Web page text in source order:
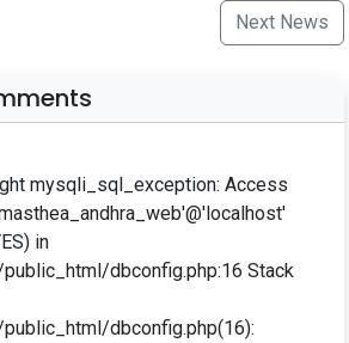
Next News
mysqli_sql_exception: Access
in
dbconfig.php:16 Stack
dbconfig.php(16):